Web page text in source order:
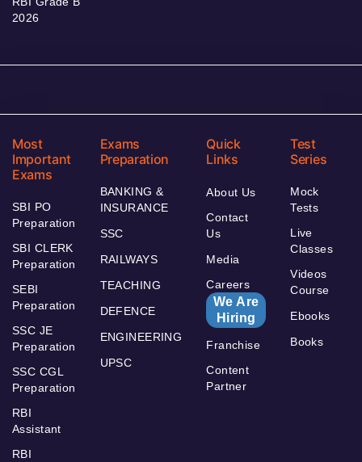
2026
Most
Important
Exams
SBI PO
Preparation
SBI CLERK
Preparation
SEBI
Preparation
SSC JE
Preparation
SSC CGL
Preparation
RBI
Assistant
RBI
Exams
Preparation
BANKING &
INSURANCE
SSC
RAILWAYS
TEACHING
DEFENCE
ENGINEERING
UPSC
Quick
Links
About Us
Contact
Us
Media
Careers
We Are
Hiring
Franchise
Content
Partner
Test
Series
Mock
Tests
Live
Classes
Videos
Course
Ebooks
Books